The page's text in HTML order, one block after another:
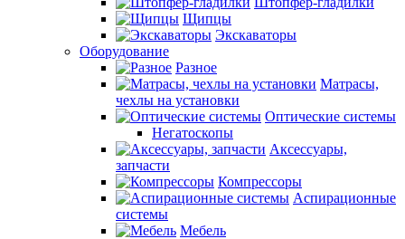
Щипцы
Экскаваторы
Оборудование
Разное
Матрасы,
чехлы на установки
Оптические системы
Негатоскопы
Аксессуары,
запчасти
Компрессоры
Аспирационные
системы
Мебель